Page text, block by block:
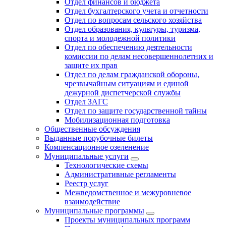
Отдел финансов и бюджета
Отдел бухгалтерского учета и отчетности
Отдел по вопросам сельского хозяйства
Отдел образования, культуры, туризма,
спорта и молодежной политики
Отдел по обеспечению деятельности
комиссии по делам несовершеннолетних и
защите их прав
Отдел по делам гражданской обороны,
чрезвычайным ситуациям и единой
дежурной диспетчерской службы
Отдел ЗАГС
Отдел по защите государственной тайны
Мобилизационная подготовка
Общественные обсуждения
Выданные порубочные билеты
Компенсационное озеленение
Муниципальные услуги
Технологические схемы
Административные регламенты
Реестр услуг
Межведомственное и межуровневое
взаимодействие
Муниципальные программы
Проекты муниципальных программ